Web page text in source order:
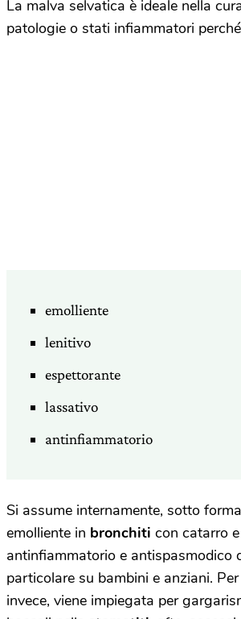
La malva selvatica è ideale nella
patologie o stati infiammatori
emolliente
lenitivo
espettorante
lassativo
antinfiammatorio
Si assume internamente, sotto
emolliente in bronchiti con catarro
antinfiammatorio e antispasmodico
particolare su bambini e anziani.
invece, viene impiegata per